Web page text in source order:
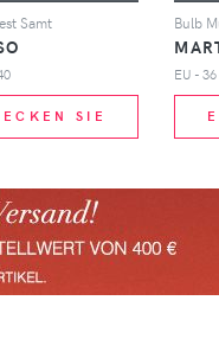
Samt
SIE
Bulb
EU -